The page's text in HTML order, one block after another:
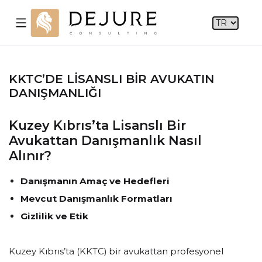
KKTC’DE LISANSLI BIR AVUKATIN
DANIŞMANLIĞI
Kuzey Kıbrıs’ta Lisanslı Bir
Avukattan Danışmanlık Nasıl
Alınır?
Danışmanın Amaç ve Hedefleri
Mevcut Danışmanlık Formatları
Gizlilik ve Etik
Kuzey Kıbrıs’ta (KKTC) bir avukattan profesyonel